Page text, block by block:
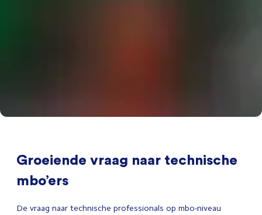
Groeiende vraag naar technische
mbo’ers
De vraag naar technische professionals op mbo-niveau